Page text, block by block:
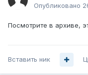
Опубликовано
Посмотрите в архиве,
Вставить ник